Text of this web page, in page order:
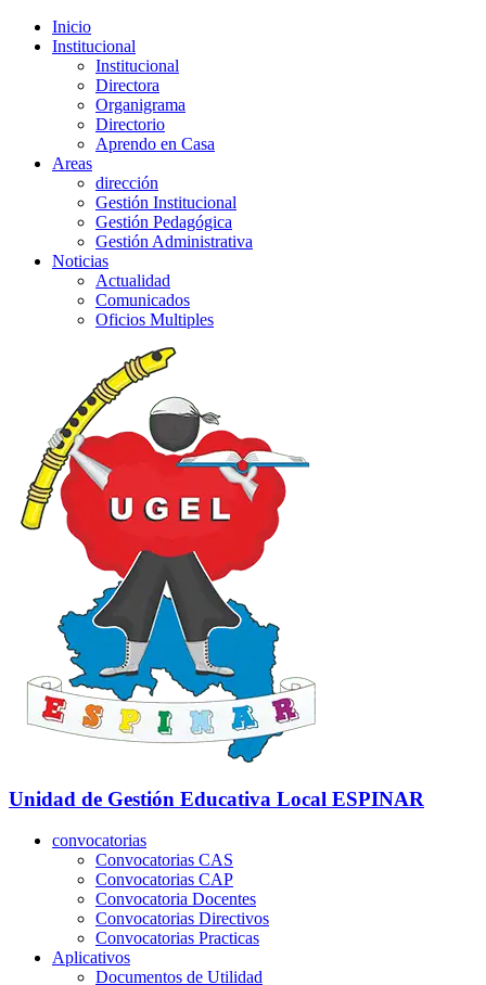
Inicio
Institucional
Institucional
Directora
Organigrama
Directorio
Aprendo en Casa
Areas
dirección
Gestión Institucional
Gestión Pedagógica
Gestión Administrativa
Noticias
Actualidad
Comunicados
Oficios Multiples
Unidad de Gestión Educativa Local ESPINAR
convocatorias
Convocatorias CAS
Convocatorias CAP
Convocatoria Docentes
Convocatorias Directivos
Convocatorias Practicas
Aplicativos
Documentos de Utilidad